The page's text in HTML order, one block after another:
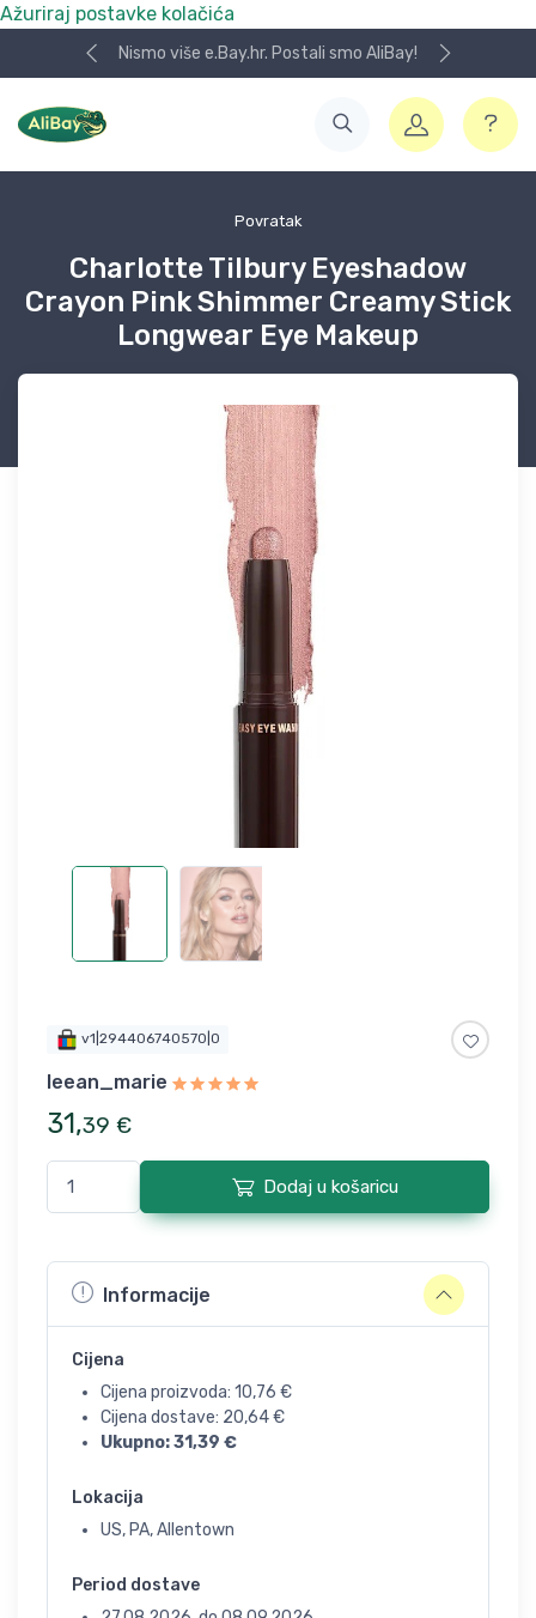
Ažuriraj postavke kolačića
Nismo više e.Bay.hr. Postali smo AliBay!
Povratak
Charlotte Tilbury Eyeshadow
Crayon Pink Shimmer Creamy Stick
Longwear Eye Makeup
v1|294406740570|0
leean_marie
31,39 €
Dodaj u košaricu
Informacije
Cijena
Cijena proizvoda: 10,76 €
Cijena dostave: 20,64€
Ukupno:31,39 €
Lokacija
US, PA, Allentown
Period dostave